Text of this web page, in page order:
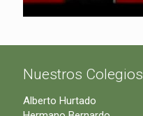
Nuestros Colegios
Alberto Hurtado